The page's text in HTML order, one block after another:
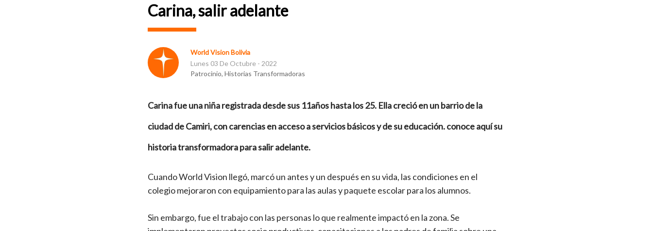
Carina, salir adelante
World Vision Bolivia
Lunes 03 De Octubre - 2022
Patrocinio, Historias Transformadoras
Carina fue una niña registrada desde sus 11años hasta los 25. Ella creció en un barrio de la
ciudad de Camiri, con carencias en acceso a servicios básicos y de su educación. conoce aquí su
historia transformadora para salir adelante.
Cuando World Vision llegó, marcó un antes y un después en su vida, las condiciones en el
colegio mejoraron con equipamiento para las aulas y paquete escolar para los alumnos.
Sin embargo, fue el trabajo con las personas lo que realmente impactó en la zona. Se